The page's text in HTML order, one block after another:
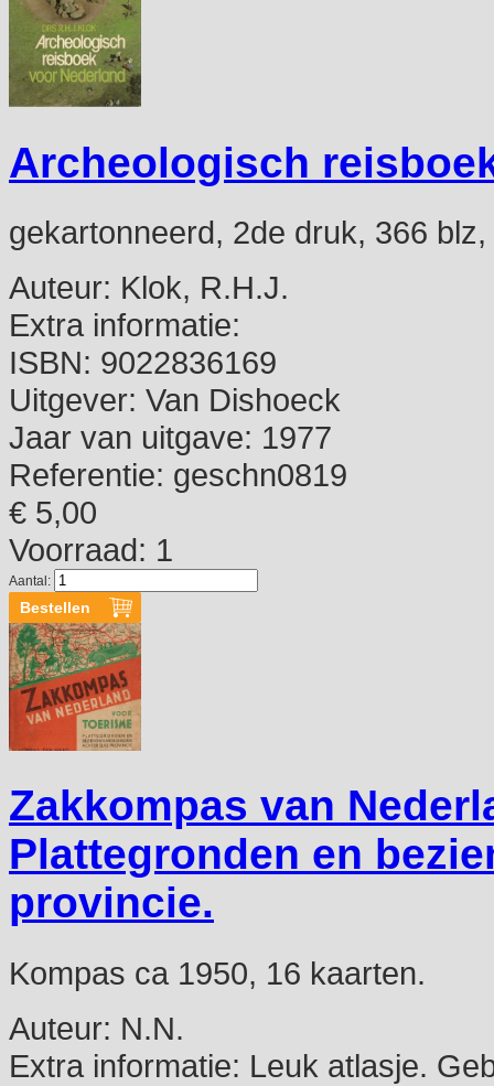
Archeologisch
gekartonneerd, 2de druk, 366
Auteur: Klok, R.H.J.
Extra informatie:
ISBN: 9022836169
Uitgever: Van Dishoeck
Jaar van uitgave: 1977
Referentie: geschn0819
€ 5,00
Voorraad: 1
Aantal:
Zakkompas van
Plattegronden en
provincie.
Kompas ca 1950, 16 kaarten.
Auteur: N.N.
Extra informatie: Leuk atlasje.